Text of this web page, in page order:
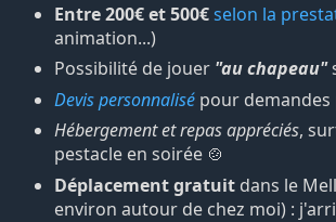
Entre 200€ et 500€selon la
animation...)
Possibilité de jouer "au chapeau"
Devis personnalisé pour
Hébergement et repas appréciés,
pestacle en soirée 🍲
Déplacement gratuit dans le
environ autour de chez moi) :